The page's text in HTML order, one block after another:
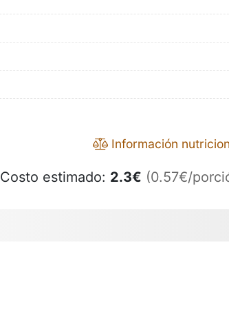
Información
Costo estimado: 2.3€ (0.57€/